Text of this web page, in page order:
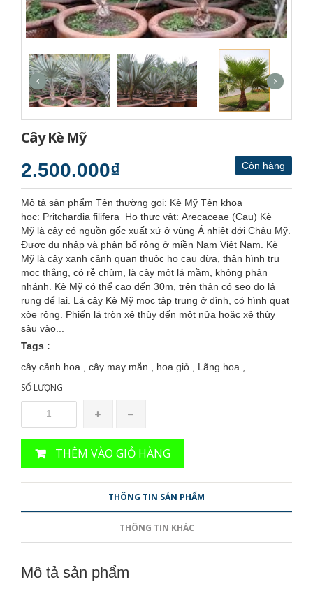
Cây Kè Mỹ
Còn hàng
2.500.000₫
Mô tả sản phẩm Tên thường gọi: Kè Mỹ Tên khoa
học: Pritchardia filifera Họ thực vật: Arecaceae (Cau) Kè
Mỹ là cây có nguồn gốc xuất xứ ở vùng Á nhiệt đới Châu Mỹ.
Được du nhập và phân bố rộng ở miền Nam Việt Nam. Kè
Mỹ là cây xanh cảnh quan thuộc họ cau dừa, thân hình trụ
mọc thẳng, có rễ chùm, là cây một lá mầm, không phân
nhánh. Kè Mỹ có thể cao đến 30m, trên thân có sẹo do lá
rụng để lại. Lá cây Kè Mỹ mọc tập trung ở đỉnh, có hình quạt
xòe rộng. Phiến lá tròn xẻ thùy đến một nửa hoặc xẻ thùy
sâu vào...
Tags :
cây cảnh hoa , cây may mắn , hoa giỏ , Lãng hoa ,
SỐ LƯỢNG
THÊM VÀO GIỎ HÀNG
THÔNG TIN SẢN PHẨM
THÔNG TIN KHÁC
Mô tả sản phẩm